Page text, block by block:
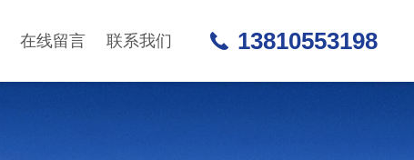
在线留言 联系我们 13810553198